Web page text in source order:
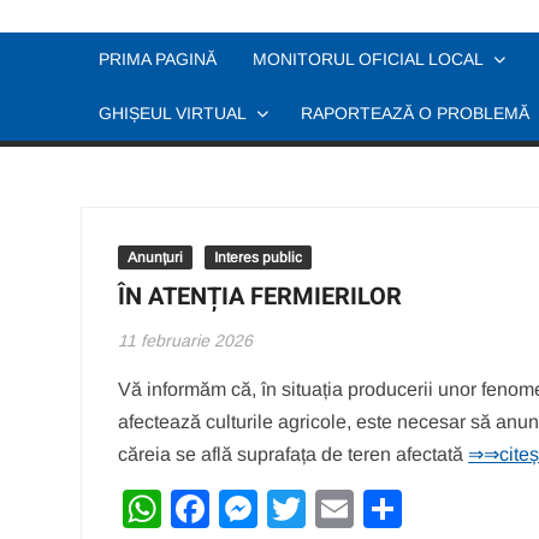
PRIMA PAGINĂ MONITORUL OFICIAL LOCAL
GHIȘEUL VIRTUAL RAPORTEAZĂ O PROBLEMĂ
Anunțuri Interes public
ÎN ATENȚIA FERMIERILOR
11 februarie 2026
Vă informăm că, în situația producerii unor
afectează culturile agricole, este necesar să
căreia se află suprafața de teren afectată
W
F
M
T
E